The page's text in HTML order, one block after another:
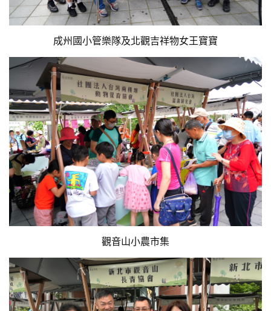
成州國小管樂隊及北觀吉祥物女王寶寶
觀音山小農市集